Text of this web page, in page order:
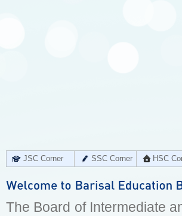
JSC Corner SSC Corner HSC
The Board of Intermediate